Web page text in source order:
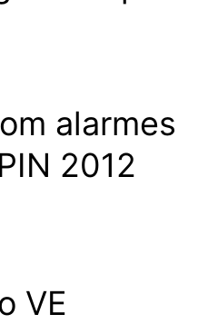
alarmes
2012
VE